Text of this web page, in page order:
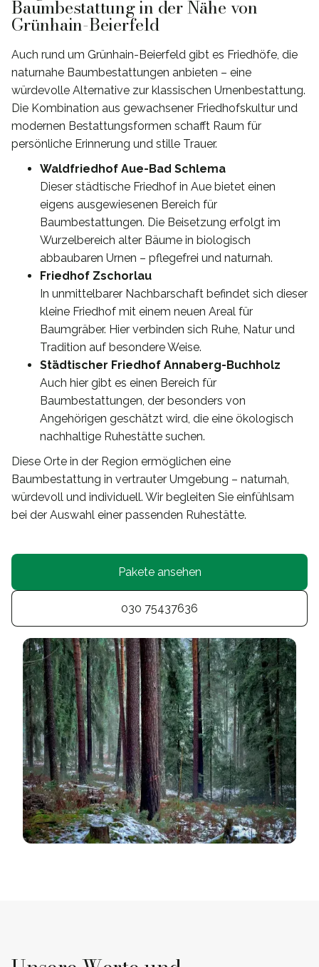
Baumbestattung in der Nähe von
Grünhain-Beierfeld
Auch rund um Grünhain-Beierfeld gibt es Friedhöfe, die
naturnahe Baumbestattungen anbieten – eine
würdevolle Alternative zur klassischen Urnenbestattung.
Die Kombination aus gewachsener Friedhofskultur und
modernen Bestattungsformen schafft Raum für
persönliche Erinnerung und stille Trauer.
Waldfriedhof Aue-Bad Schlema
Dieser städtische Friedhof in Aue bietet einen
eigens ausgewiesenen Bereich für
Baumbestattungen. Die Beisetzung erfolgt im
Wurzelbereich alter Bäume in biologisch
abbaubaren Urnen – pflegefrei und naturnah.
Friedhof Zschorlau
In unmittelbarer Nachbarschaft befindet sich dieser
kleine Friedhof mit einem neuen Areal für
Baumgräber. Hier verbinden sich Ruhe, Natur und
Tradition auf besondere Weise.
Städtischer Friedhof Annaberg-Buchholz
Auch hier gibt es einen Bereich für
Baumbestattungen, der besonders von
Angehörigen geschätzt wird, die eine ökologisch
nachhaltige Ruhestätte suchen.
Diese Orte in der Region ermöglichen eine
Baumbestattung in vertrauter Umgebung – naturnah,
würdevoll und individuell. Wir begleiten Sie einfühlsam
bei der Auswahl einer passenden Ruhestätte.
Pakete ansehen
030 75437636